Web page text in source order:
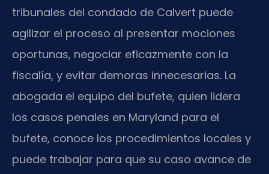
tribunales del condado de Calvert puede
agilizar el proceso al presentar mociones
oportunas, negociar eficazmente con la
fiscalía, y evitar demoras innecesarias. La
abogada el equipo del bufete, quien lidera
los casos penales en Maryland para el
bufete, conoce los procedimientos locales y
puede trabajar para que su caso avance de